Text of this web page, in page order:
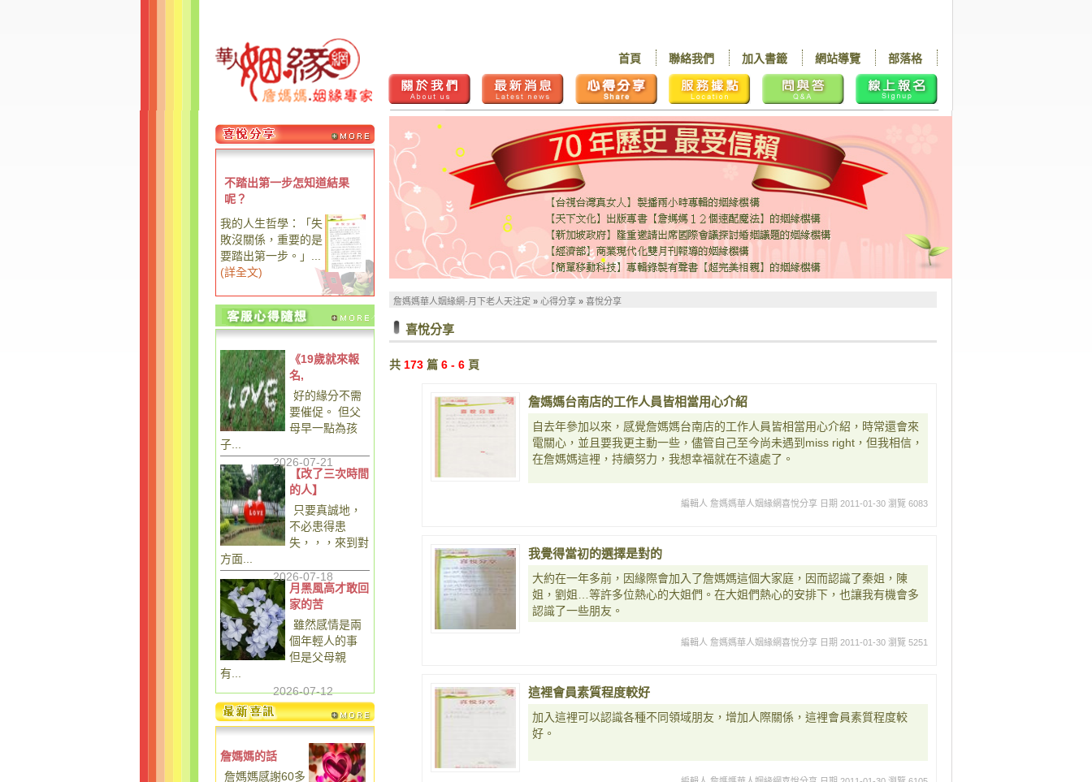
部落格
網站導覽
加入書籤
聯絡我們
首頁
不踏出第一步怎知道結果
呢？
我的人生哲學：「失
敗沒關係，重要的是
要踏出第一步。」...
(詳全文)
《19歲就來報
名,
好的緣分不需
要催促。 但父
母早一點為孩
子...
2026-07-21
【改了三次時間
的人】
只要真誠地，
不必患得患
失，，，來到對
方面...
2026-07-18
月黑風高才敢回
家的苦
雖然感情是兩
個年輕人的事
但是父母親
有...
2026-07-12
詹媽媽的話
詹媽媽感謝60多
詹媽媽華人姻緣網-月下老人天注定 » 心得分享 » 喜悅分享
喜悅分享
共 173 篇 6 - 6 頁
詹媽媽台南店的工作人員皆相當用心介紹
自去年參加以來，感覺詹媽媽台南店的工作人員皆相當用心介紹，時常還會來
電關心，並且要我更主動一些，儘管自己至今尚未遇到miss right，但我相信，
在詹媽媽這裡，持續努力，我想幸福就在不遠處了。
編輯人 詹媽媽華人姻緣網喜悅分享 日期 2011-01-30 瀏覽 6083
我覺得當初的選擇是對的
大約在一年多前，因緣際會加入了詹媽媽這個大家庭，因而認識了秦姐，陳
姐，劉姐…等許多位熱心的大姐們。在大姐們熱心的安排下，也讓我有機會多
認識了一些朋友。
編輯人 詹媽媽華人姻緣網喜悅分享 日期 2011-01-30 瀏覽 5251
這裡會員素質程度較好
加入這裡可以認識各種不同領域朋友，增加人際關係，這裡會員素質程度較
好。